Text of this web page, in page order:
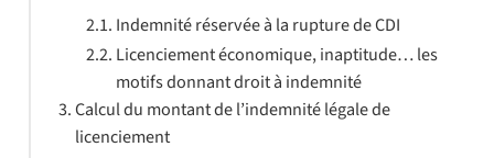
Indemnité réservée à la rupture de CDI
Licenciement économique, inaptitude… les
motifs donnant droit à indemnité
Calcul du montant de l’indemnité légale de
licenciement